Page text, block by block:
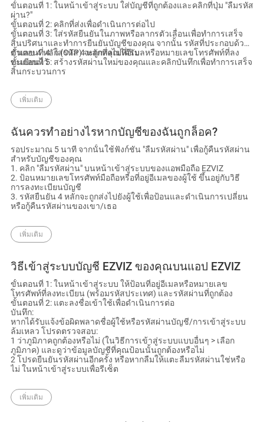
ขั้นตอนที่ 1: ในหน้าเข้าสู่ระบบ ใส่บัญชีที่ถูกต้องและคลิกที่ปุ่ม "ลืมรหัส
ผ่าน?"
ขั้นตอนที่ 2: คลิกที่ส่งเพื่อดำเนินการต่อไป
ขั้นตอนที่ 3: ใส่รหัสยืนยันในภาพหรือลากรตัวเลื่อนเพื่อทำการเสร็จ
สิ้นปริศนาและทำการยืนยันบัญชีของคุณ จากนั้น รหัสที่ประกอบด้วย
ตัวเลข 4 หลัก (OTP) จะถูกส่งไปที่อีเมลหรือหมายเลขโทรศัพท์ที่ลง
ทะเบียนไว้
ขั้นตอนที่ 4: ใส่รหัส 4 หลักที่คุณได้รับ
ขั้นตอนที่ 5: สร้างรหัสผ่านใหม่ของคุณและคลิกบันทึกเพื่อทำการเสร็จ
สิ้นกระบวนการ
เพิ่มเติม
ฉันควรทำอย่างไรหากบัญชีของฉันถูกล็อค?
รอประมาณ 5 นาที จากนั้นใช้ฟังก์ชัน "ลืมรหัสผ่าน" เพื่อกู้คืนรหัสผ่าน
สำหรับบัญชีของคุณ
1. คลิก "ลืมรหัสผ่าน" บนหน้าเข้าสู่ระบบของแอพมือถือ EZVIZ
2. ป้อนหมายเลขโทรศัพท์มือถือหรือที่อยู่อีเมลของผู้ใช้ ขึ้นอยู่กับวิธี
การลงทะเบียนบัญชี
3. รหัสยืนยัน 4 หลักจะถูกส่งไปยังผู้ใช้เพื่อป้อนและดำเนินการเปลี่ยน
หรือกู้คืนรหัสผ่านของเขา/เธอ
เพิ่มเติม
วิธีเข้าสู่ระบบบัญชี EZVIZ ของคุณบนแอป EZVIZ
ขั้นตอนที่ 1: ในหน้าเข้าสู่ระบบ ให้ป้อนที่อยู่อีเมลหรือหมายเลข
โทรศัพท์ที่ลงทะเบียน (พร้อมรหัสประเทศ) และรหัสผ่านที่ถูกต้อง
ขั้นตอนที่ 2: แตะลงชื่อเข้าใช้เพื่อดำเนินการต่อ
บันทึก:
หากได้รับแจ้งข้อผิดพลาดชื่อผู้ใช้หรือรหัสผ่านบัญชี/การเข้าสู่ระบบ
ล้มเหลว โปรดตรวจสอบ:
1 ว่าภูมิภาคถูกต้องหรือไม่ (ในวิธีการเข้าสู่ระบบแบบอื่นๆ > เลือก
ภูมิภาค) และดูว่าข้อมูลบัญชีที่คุณป้อนนั้นถูกต้องหรือไม่
2 โปรดยืนยันรหัสผ่านอีกครั้ง หรือหากลืมให้แตะลืมรหัสผ่านใช่หรือ
ไม่ ในหน้าเข้าสู่ระบบเพื่อรีเซ็ต
เพิ่มเติม